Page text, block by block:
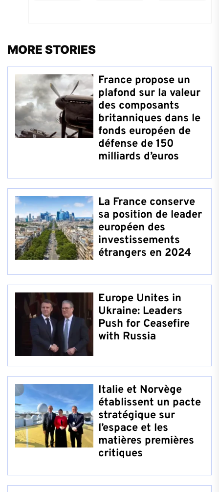
MORE STORIES
France propose un
plafond sur la valeur
des composants
britanniques dans le
fonds européen de
défense de 150
milliards d’euros
La France conserve
sa position de leader
européen des
investissements
étrangers en 2024
Europe Unites in
Ukraine: Leaders
Push for Ceasefire
with Russia
Italie et Norvège
établissent un pacte
stratégique sur
l’espace et les
matières premières
critiques